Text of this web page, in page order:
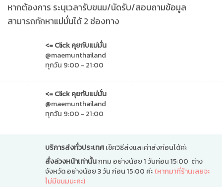
หากต้องการ ระบุเวลารับขนม/นัดรับ/สอบถามข้อมูล
สามารถทักหาแม่มั่นได้ 2 ช่องทาง
<= Click คุยกับแม่มั่น
@maemunthailand
ทุกวัน 9:00 - 21:00
<= Click คุยกับแม่มั่น
@maemunthailand
ทุกวัน 9:00 - 21:00
บริการส่งทั่วประเทศเช็ควิธีส่งและค่าส่งก่อนได้ค่ะ
สั่งล่วงหน้าเท่านั้นกทม อย่างน้อย 1 วันก่อน 15:00 ต่าง
จังหวัด อย่างน้อย 3 วัน ก่อน 15:00 ค่ะ(หากมาที่ร้านเลยจะ
ไม่มีขนมนะคะ)